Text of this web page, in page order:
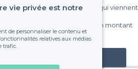
parmi le million de visiteurs qui viennent
engagement, vous payez un montant
de voir déraper la facture.
mon établissement
vie privée est notre
de personnaliser le contenu et
relatives aux médias
trafic.